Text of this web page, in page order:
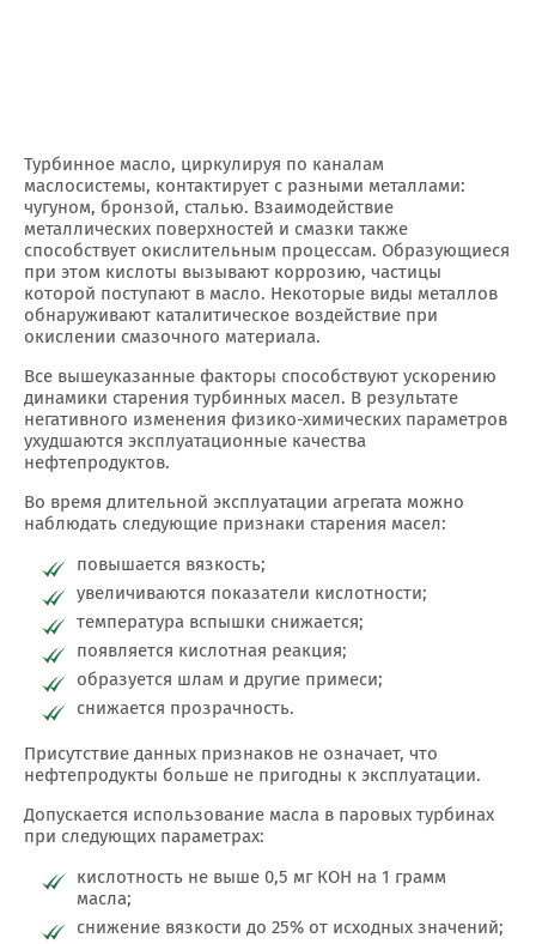
Турбинное масло, циркулируя по каналам
маслосистемы, контактирует с разными металлами:
чугуном, бронзой, сталью. Взаимодействие
металлических поверхностей и смазки также
способствует окислительным процессам. Образующиеся
при этом кислоты вызывают коррозию, частицы
которой поступают в масло. Некоторые виды металлов
обнаруживают каталитическое воздействие при
окислении смазочного материала.
Все вышеуказанные факторы способствуют ускорению
динамики старения турбинных масел. В результате
негативного изменения физико-химических параметров
ухудшаются эксплуатационные качества
нефтепродуктов.
Во время длительной эксплуатации агрегата можно
наблюдать следующие признаки старения масел:
повышается вязкость;
увеличиваются показатели кислотности;
температура вспышки снижается;
появляется кислотная реакция;
образуется шлам и другие примеси;
снижается прозрачность.
Присутствие данных признаков не означает, что
нефтепродукты больше не пригодны к эксплуатации.
Допускается использование масла в паровых турбинах
при следующих параметрах:
кислотность не выше 0,5 мг КОН на 1 грамм
масла;
снижение вязкости до 25% от исходных значений;